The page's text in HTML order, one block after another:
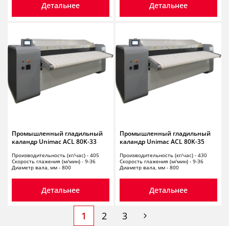
Детальнее Детальнее
Промышленный гладильный
каландр Unimac ACL 80K-33
Производительность (кг/час) - 405
Скорость глажения (м/мин) - 9-36
Диаметр вала, мм - 800
Детальнее
Промышленный гладильный
каландр Unimac ACL 80K-35
Производительность (кг/час) - 430
Скорость глажения (м/мин) - 9-36
Диаметр вала, мм - 800
Детальнее
1 2 3